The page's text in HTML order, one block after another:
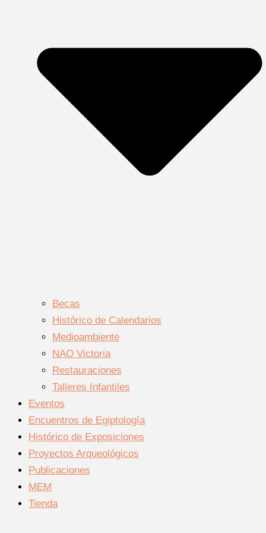
Becas
Histórico de Calendarios
Medioambiente
NAO Victoria
Restauraciones
Talleres Infantiles
Eventos
Encuentros de Egiptología
Histórico de Exposiciones
Proyectos Arqueológicos
Publicaciones
MEM
Tienda